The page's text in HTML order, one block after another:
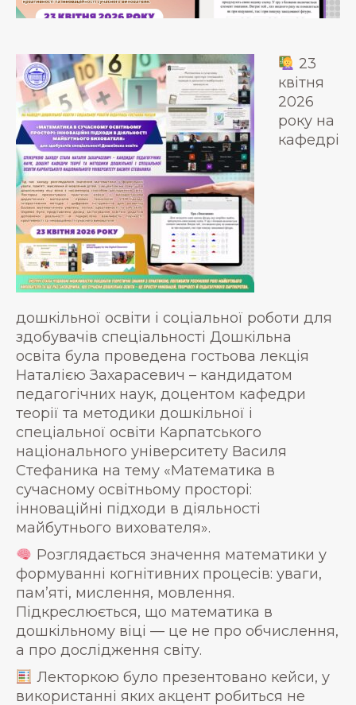
23
квітня
2026
року на
кафедрі
дошкільної освіти і соціальної роботи для
здобувачів спеціальності Дошкільна
освіта була проведена гостьова лекція
Наталією Захарасевич – кандидатом
педагогічних наук, доцентом кафедри
теорії та методики дошкільної і
спеціальної освіти Карпатського
національного університету Василя
Стефаника на тему «Математика в
сучасному освітньому просторі:
інноваційні підходи в діяльності
майбутнього вихователя».
Розглядається значення математики у
формуванні когнітивних процесів: уваги,
пам’яті, мислення, мовлення.
Підкреслюється, що математика в
дошкільному віці — це не про обчислення,
а про дослідження світу.
Лекторкою було презентовано кейси, у
використанні яких акцент робиться не